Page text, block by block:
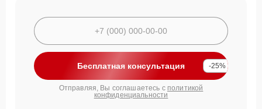
Бесплатная консультация -25%
Отправляя, Вы соглашаетесь с политикой
конфиденциальности